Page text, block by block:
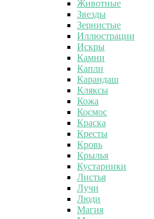
Животные
Звезды
Зернистые
Иллюстрации
Искры
Камни
Капли
Карандаш
Кляксы
Кожа
Космос
Краска
Кресты
Кровь
Крылья
Кустарники
Листья
Лучи
Люди
Магия